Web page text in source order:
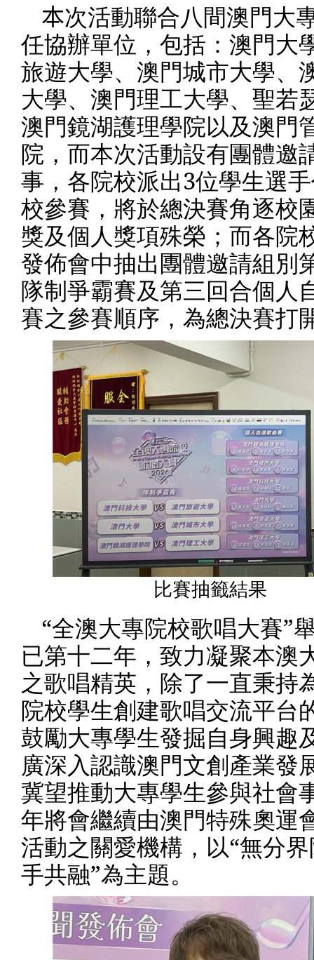
本次活動聯合八間澳門大
任協辦單位，包括：澳門大
旅遊大學、澳門城市大學、
大學、澳門理工大學、聖若
澳門鏡湖護理學院以及澳門
院，而本次活動設有團體邀
事，各院校派出3位學生選
校參賽，將於總決賽角逐校
獎及個人獎項殊榮；而各院
發佈會中抽出團體邀請組別
隊制爭霸賽及第三回合個人
賽之參賽順序，為總決賽打
比賽抽籤結果
“全澳大專院校歌唱大賽”
已第十二年，致力凝聚本澳
之歌唱精英，除了一直秉持
院校學生創建歌唱交流平台
鼓勵大專學生發掘自身興趣
廣深入認識澳門文創產業發
冀望推動大專學生參與社會
年將會繼續由澳門特殊奧運
活動之關愛機構，以“無分
手共融”為主題。